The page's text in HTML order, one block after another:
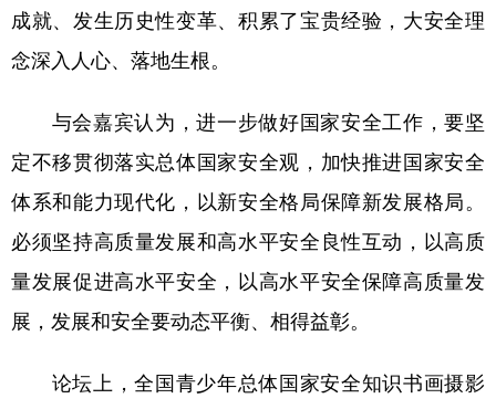
彩票 娱乐
北京 天津 河北 山西
辽宁 吉林 上海
成就、发生历史性变革、积累了宝贵经验，大安全理
念深入人心、落地生根。
与会嘉宾认为，进一步做好国家安全工作，要坚
定不移贯彻落实总体国家安全观，加快推进国家安全
体系和能力现代化，以新安全格局保障新发展格局。
必须坚持高质量发展和高水平安全良性互动，以高质
量发展促进高水平安全，以高水平安全保障高质量发
展，发展和安全要动态平衡、相得益彰。
论坛上，全国青少年总体国家安全知识书画摄影